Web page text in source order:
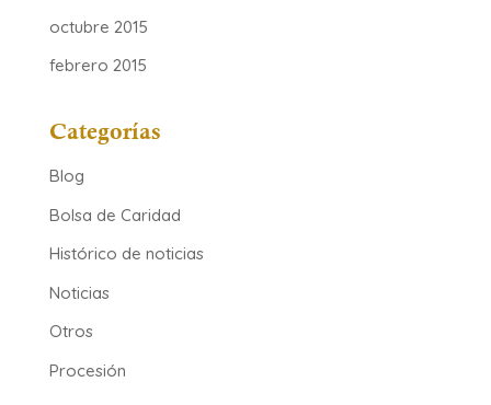
octubre 2015
febrero 2015
Categorías
Blog
Bolsa de Caridad
Histórico de noticias
Noticias
Otros
Procesión